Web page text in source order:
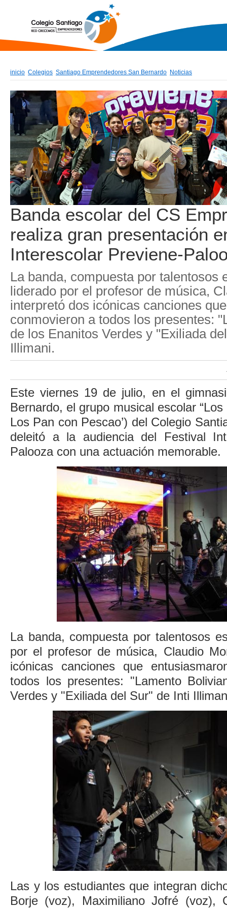
inicio Colegios Santiago Emprendedores San Bernardo Noticias
Banda escolar del CS
realiza gran presentación
Interescolar Previene-
La banda, compuesta por talentosos
liderado por el profesor de música,
interpretó dos icónicas canciones
conmovieron a todos los presentes:
de los Enanitos Verdes y "Exiliada
Illimani.
Este viernes 19 de julio, en el
Bernardo, el grupo musical escolar
Los Pan con Pescao’) del Colegio
deleitó a la audiencia del Festival
Palooza con una actuación memorable.
La banda, compuesta por talentosos
por el profesor de música, Claudio
icónicas canciones que
todos los presentes: "Lamento
Verdes y "Exiliada del Sur" de Inti
Las y los estudiantes que integran
Borje (voz), Maximiliano Jofré (voz),